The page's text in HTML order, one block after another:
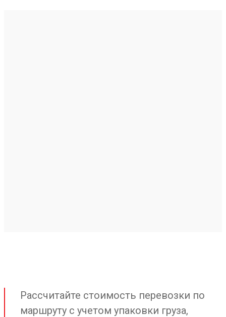
Рассчитайте стоимость перевозки по
маршруту с учетом упаковки груза,